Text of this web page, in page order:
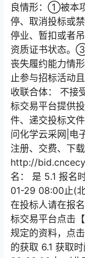
良情形：①被本
停、取消投标或
停业、暂扣或者
资质证书状态。
丧失履约能力情
止参与招标活动
收联合体： 不接
标交易平台提供
件、递交投标文
问化学云采网|电
注册、交费、下
http://
名： 是 5.1 报
01-29 08:00止(
在投标人请在报
标交易平台点击
规定的资料，点
的获取 6.1 获取